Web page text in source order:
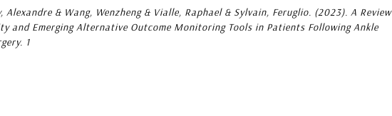
& Wang, Wenzheng & Vialle, Raphael & Sylvain, Feruglio. (2023). A Review
and Emerging Alternative Outcome Monitoring Tools in Patients Following Ankle
1